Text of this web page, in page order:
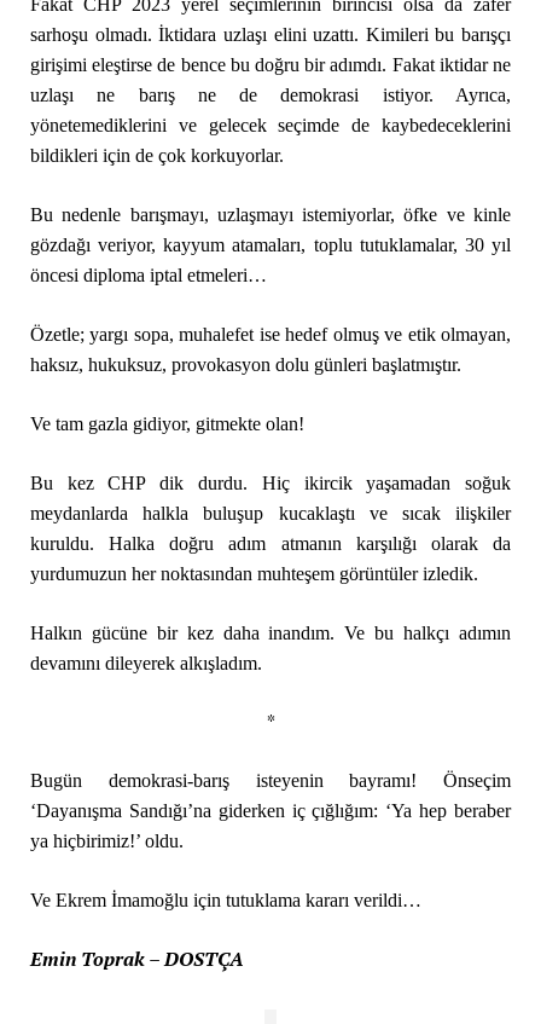
Fakat CHP 2023 yerel seçimlerinin birincisi olsa da zafer
sarhoşu olmadı. İktidara uzlaşı elini uzattı. Kimileri bu barışçı
girişimi eleştirse de bence bu doğru bir adımdı. Fakat iktidar ne
uzlaşı ne barış ne de demokrasi istiyor. Ayrıca,
yönetemediklerini ve gelecek seçimde de kaybedeceklerini
bildikleri için de çok korkuyorlar.
Bu nedenle barışmayı, uzlaşmayı istemiyorlar, öfke ve kinle
gözdağı veriyor, kayyum atamaları, toplu tutuklamalar, 30 yıl
öncesi diploma iptal etmeleri…
Özetle; yargı sopa, muhalefet ise hedef olmuş ve etik olmayan,
haksız, hukuksuz, provokasyon dolu günleri başlatmıştır.
Ve tam gazla gidiyor, gitmekte olan!
Bu kez CHP dik durdu. Hiç ikircik yaşamadan soğuk
meydanlarda halkla buluşup kucaklaştı ve sıcak ilişkiler
kuruldu. Halka doğru adım atmanın karşılığı olarak da
yurdumuzun her noktasından muhteşem görüntüler izledik.
Halkın gücüne bir kez daha inandım. Ve bu halkçı adımın
devamını dileyerek alkışladım.
*
Bugün demokrasi-barış isteyenin bayramı! Önseçim
‘Dayanışma Sandığı’na giderken iç çığlığım: ‘Ya hep beraber
ya hiçbirimiz!’ oldu.
Ve Ekrem İmamoğlu için tutuklama kararı verildi…
Emin Toprak – DOSTÇA